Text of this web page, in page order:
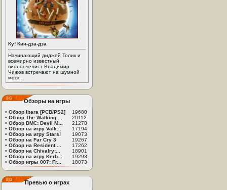
Ку! Кин-дза-дза
Начинающий диджей Толик и
всемирно известный
виолончелист Владимир
Чижов встречают на шумной
моск...
Обзоры на игры
• Обзор Ibara [PCB/PS2]
19680
• Обзор The Walking ...
20112
• Обзор DMC: Devil M...
21278
• Обзор на игру Valk...
17194
• Обзор на игру Stars!
19073
• Обзор на Far Cry 3
19267
• Обзор на Resident ...
17262
• Обзор на Chivalry:...
18901
• Обзор на игру Kerb...
19293
• Обзор игры 007: Fr... 18073
Превью о играх